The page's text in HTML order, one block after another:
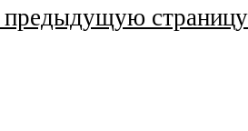
предыдущую страницу